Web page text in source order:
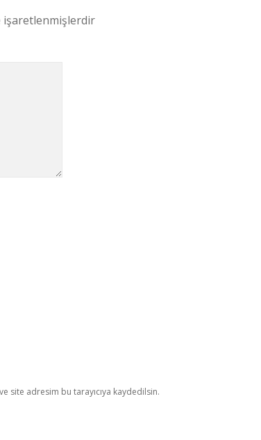
işaretlenmişlerdir
site adresim bu tarayıcıya kaydedilsin.